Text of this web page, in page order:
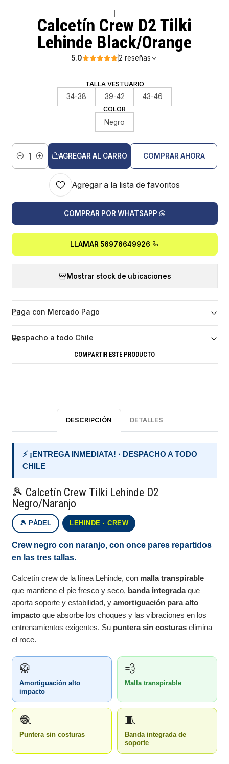
Calcetín Crew D2 Tilki
Lehinde Black/Orange
5.0 2 reseñas
TALLA VESTUARIO
34-38 39-42 43-46
COLOR
Negro
Cantidad
AGREGAR AL CARRO COMPRAR AHORA
Agregar a la lista de favoritos
COMPRAR POR WHATSAPP
LLAMAR 56976649926
Mostrar stock de ubicaciones
Paga con Mercado Pago
Despacho a todo Chile
COMPARTIR ESTE PRODUCTO
DESCRIPCIÓN DETALLES
⚡ ¡ENTREGA INMEDIATA! · DESPACHO A TODO
CHILE
🎾 Calcetín Crew Tilki Lehinde D2
Negro/Naranjo
🎾 PÁDEL LEHINDE · CREW
Crew negro con naranjo, con once pares repartidos
en las tres tallas.
Calcetín crew de la línea Lehinde, con malla transpirable
que mantiene el pie fresco y seco, banda integradaque
aporta soporte y estabilidad, yamortiguación para alto
impacto que absorbe los choques y las vibraciones en los
entrenamientos exigentes. Su puntera sin costuras elimina
el roce.
🥋
Amortiguación alto
impacto
💨
Malla transpirable
🧶
Puntera sin costuras
🧵
Banda integrada de
soporte